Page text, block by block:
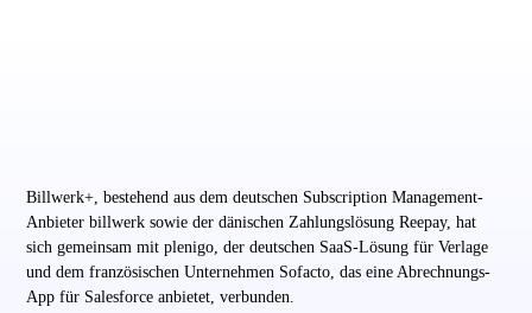
Billwerk+, bestehend aus dem deutschen Subscription Management-
Anbieter billwerk sowie der dänischen Zahlungslösung Reepay, hat
sich gemeinsam mit plenigo, der deutschen SaaS-Lösung für Verlage
und dem französischen Unternehmen Sofacto, das eine Abrechnungs-
App für Salesforce anbietet, verbunden.